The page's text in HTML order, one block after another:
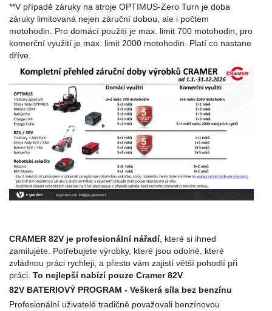
**V případě záruky na stroje OPTIMUS-Zero Turn je doba
záruky limitovaná nejen záruční dobou, ale i počtem
motohodin. Pro domácí použití je max. limit 700 motohodin, pro
komerční využití je max. limit 2000 motohodin. Platí co nastane
dříve.
CRAMER 82V je profesionální nářadí, které si ihned
zamilujete. Potřebujete výrobky, které jsou odolné, které
zvládnou práci rychleji, a přesto vám zajistí větší pohodlí při
práci. To nejlepší nabízí pouze Cramer 82V
82V BATERIOVÝ PROGRAM - Veškerá síla bez benzínu
Profesionální uživatelé tradičně považovali benzínovou